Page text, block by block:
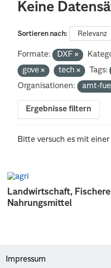
Landwirtschaft,
Nahrungsmittel
Keine
Sortieren nach
Formate: DXF
gove
tech Tags:
Organisationen:
amt-
Ergebnisse filtern
Bitte versuch es mit
Impressum